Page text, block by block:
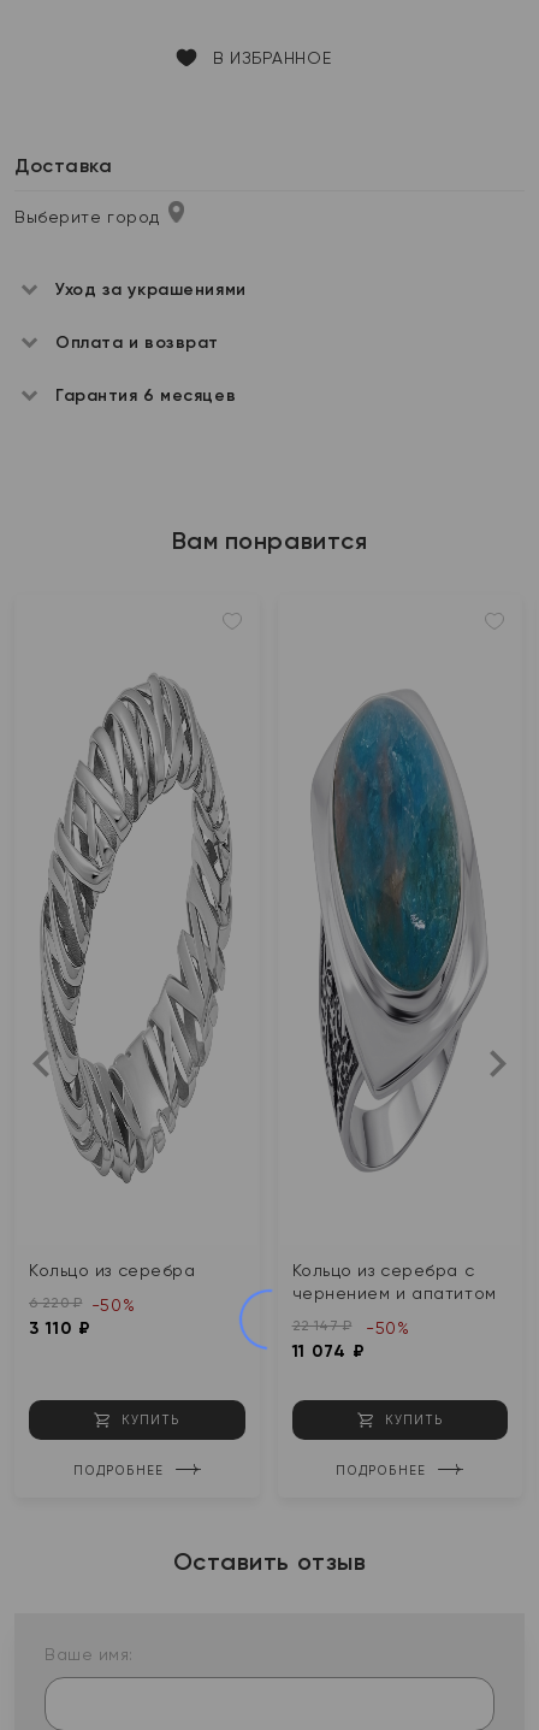
В ИЗБРАННОЕ
Доставка
Выберите город
Уход за украшениями
Оплата и возврат
Гарантия 6 месяцев
Вам понравится
Кольцо из серебра
6 220 ₽
3 110 ₽
-50%
КУПИТЬ
ПОДРОБНЕЕ
Кольцо из серебра с
чернением и апатитом
22 147 ₽
11 074 ₽
-50%
КУПИТЬ
ПОДРОБНЕЕ
Оставить отзыв
Ваше имя: